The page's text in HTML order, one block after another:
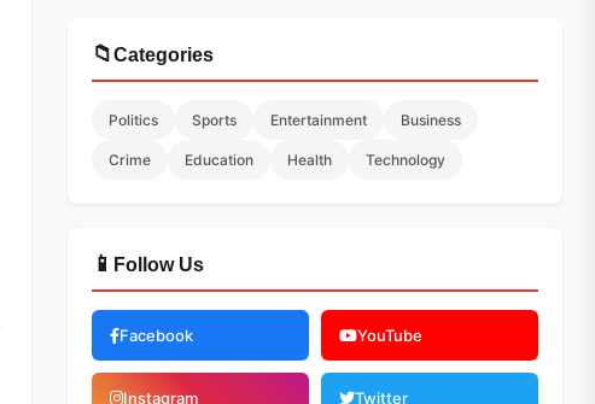
📁Categories
Politics Sports Entertainment Business
Crime Education Health Technology
📱 Follow Us
Facebook YouTube
Instagram Twitter